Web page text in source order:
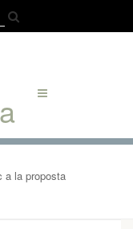
a la proposta